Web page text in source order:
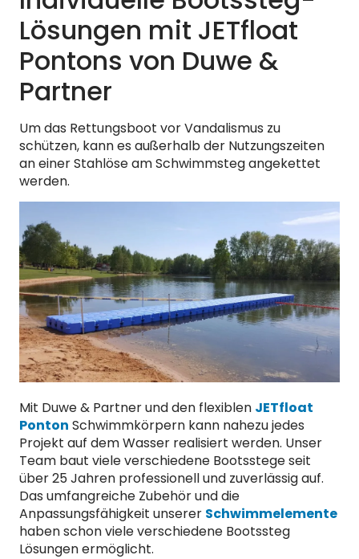
Lösungen mit JETfloat
Pontons von Duwe &
Partner
Um das Rettungsboot vor Vandalismus zu
schützen, kann es außerhalb der Nutzungszeiten
an einer Stahlöse am Schwimmsteg angekettet
werden.
Mit Duwe & Partner und den flexiblen JETfloat
Ponton Schwimmkörpern kann nahezu jedes
Projekt auf dem Wasser realisiert werden. Unser
Team baut viele verschiedene Bootsstege seit
über 25 Jahren professionell und zuverlässig auf.
Das umfangreiche Zubehör und die
Anpassungsfähigkeit unserer Schwimmelemente
haben schon viele verschiedene Bootssteg
Lösungen ermöglicht.